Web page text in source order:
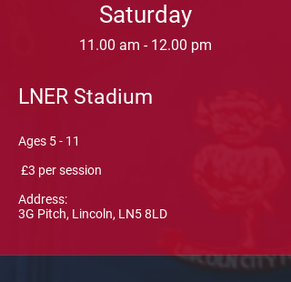
Saturday
11.00 am - 12.00 pm
LNER Stadium
Ages 5 - 11
£3 per session
Address:
3G Pitch, Lincoln, LN5 8LD